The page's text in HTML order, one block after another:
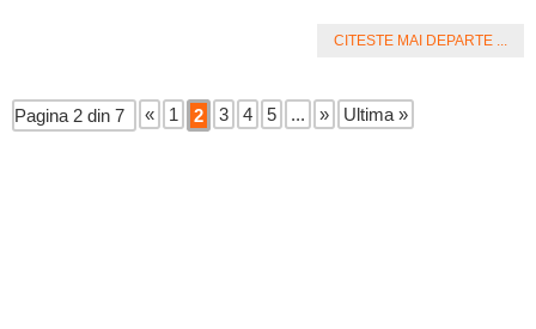
CITESTE MAI DEPARTE ...
Pagina 2 din 7 « 1 2 3 4 5 ... » Ultima »